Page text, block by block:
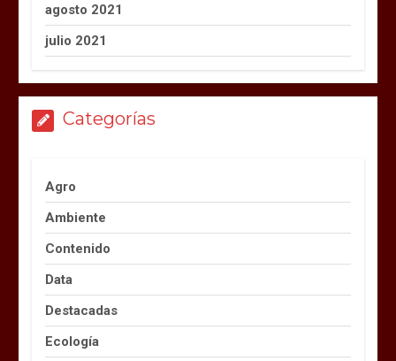
agosto 2021
julio 2021
Categorías
Agro
Ambiente
Contenido
Data
Destacadas
Ecología